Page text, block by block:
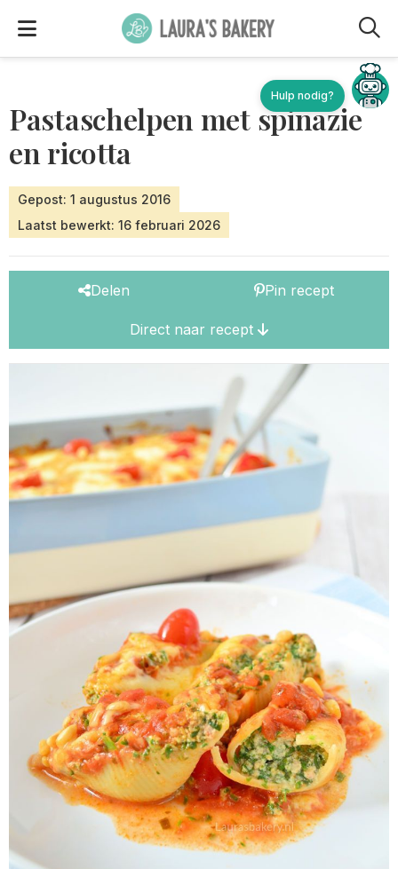
Pastaschelpen met spinazie
en ricotta
Gepost: 1 augustus 2016
Laatst bewerkt: 16 februari 2026
Delen Pin recept
Direct naar recept
Hulp nodig?